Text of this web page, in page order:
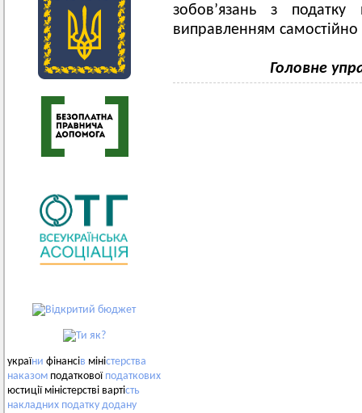
україни фінансів міністерства
наказом податкової податкових
юстиції міністерстві вартість
накладних податку додану
зобов’язань з
виправленням
Головне